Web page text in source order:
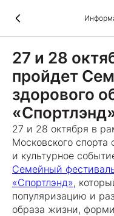
27 и 28
пройдет
здорового
27 и 28 октября в
Московского спорта
и культурное
Семейный
«Спортлэнд»,
популяризацию и
образа жизни,